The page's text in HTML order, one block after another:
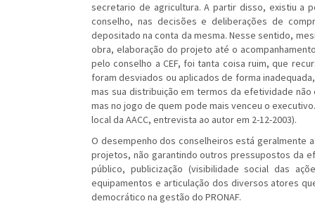
secretario de agricultura. A partir disso, existiu a
conselho, nas decisões e deliberações de
depositado na conta da mesma. Nesse sentido,
obra, elaboração do projeto até o
pelo conselho a CEF, foi tanta coisa ruim, que
foram desviados ou aplicados de forma
mas sua distribuição em termos da efetividade
mas no jogo de quem pode mais venceu o
local da AACC, entrevista ao autor em 2-12-2003).
O desempenho dos conselheiros está geralmente
projetos, não garantindo outros pressupostos da
público, publicização (visibilidade social das
equipamentos e articulação dos diversos atores
democrático na gestão do PRONAF.